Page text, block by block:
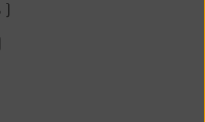
Afghanistan (AFN ؋)